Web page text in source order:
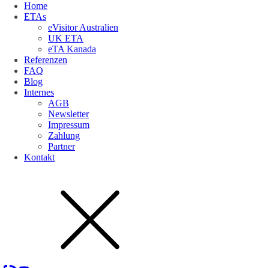
Home
ETAs
eVisitor Australien
UK ETA
eTA Kanada
Referenzen
FAQ
Blog
Internes
AGB
Newsletter
Impressum
Zahlung
Partner
Kontakt